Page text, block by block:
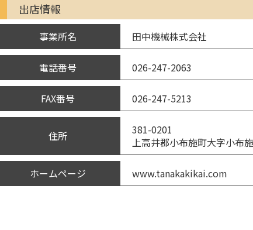
出店情報
事業所名 田中機械株式会社
電話番号 026-247-2063
FAX番号 026-247-5213
住所
381-0201
上高井郡小布施町大字小布
ホームページ www.tanakakikai.com